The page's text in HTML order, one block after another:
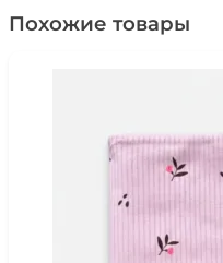
Похожие товары